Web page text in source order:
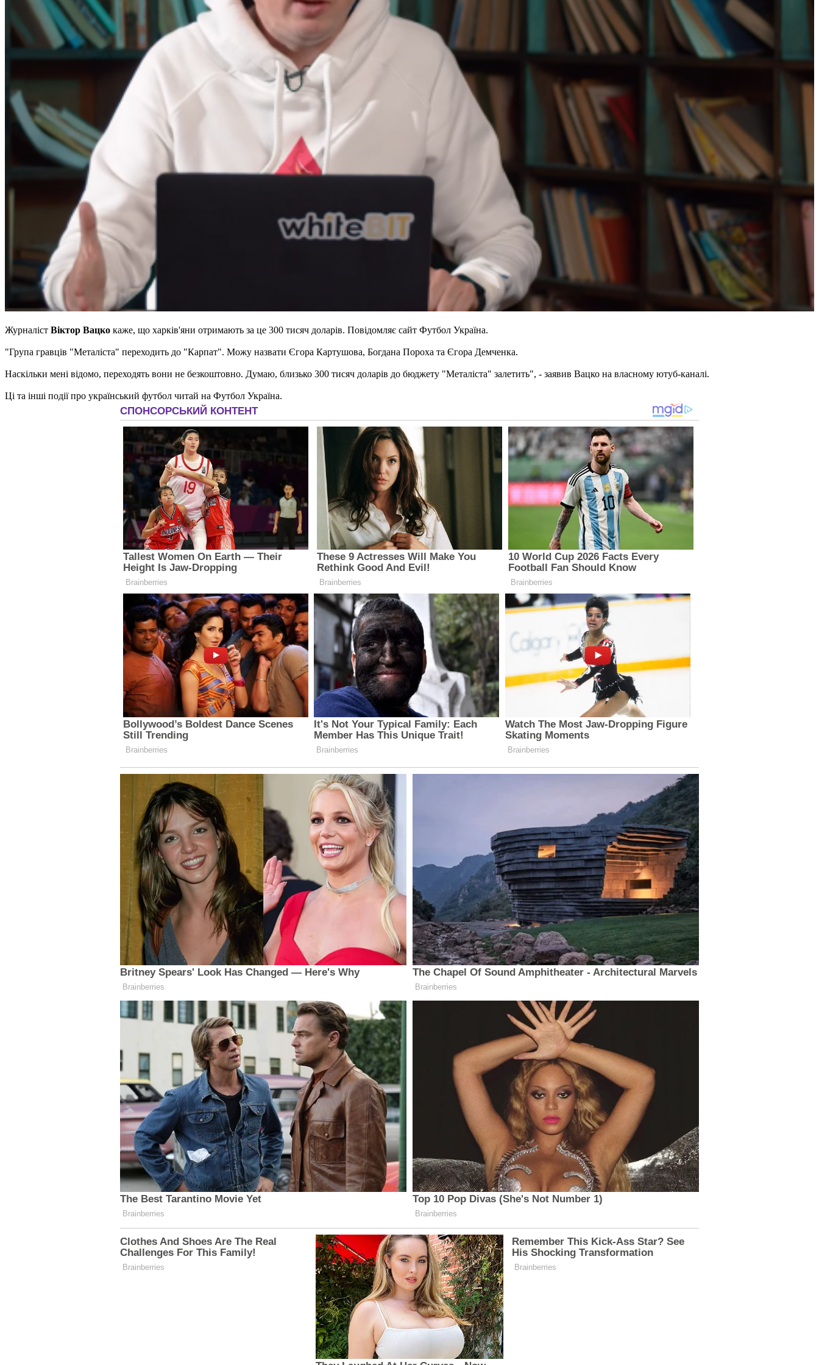
Журналіст Віктор Вацко каже, що харків'яни отримають за це 300 тисяч доларів. Повідомляє сайт Футбол Україна.
"Група гравців "Металіста" переходить до "Карпат". Можу назвати Єгора Картушова, Богдана Пороха та Єгора Демченка.
Наскільки мені відомо, переходять вони не безкоштовно. Думаю, близько 300 тисяч доларів до бюджету "Металіста" залетить", - заявив Вацко на власному ютуб-каналі.
Ці та інші події про український футбол читай на Футбол Україна.